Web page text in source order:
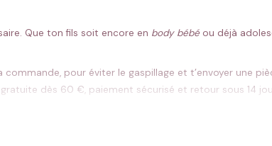
Que ton fils soit encore en body bébé ou déjà
pour éviter le gaspillage et t’envoyer une
dès 60 €, paiement sécurisé et retour sous 14
sans adoucissant, sans sèche-linge ni fer directement